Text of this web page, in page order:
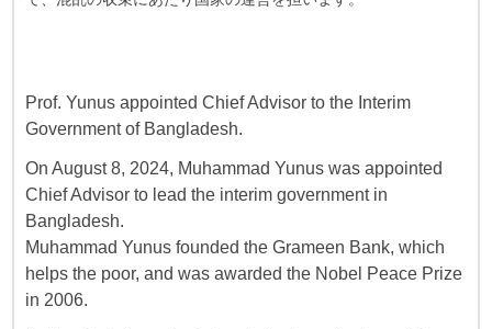
Prof. Yunus appointed Chief Advisor to the Interim
Government of Bangladesh.
On August 8, 2024, Muhammad Yunus was appointed
Chief Advisor to lead the interim government in
Bangladesh.
Muhammad Yunus founded the Grameen Bank, which
helps the poor, and was awarded the Nobel Peace Prize
in 2006.